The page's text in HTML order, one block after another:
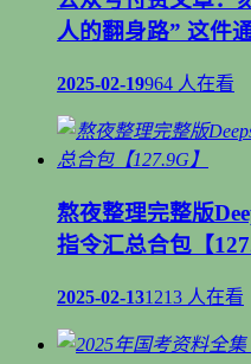
人的翻身路” 这件
2025-02-19964 人在看
熬夜整理完整版
指令汇总合包【
2025-02-131213 人在看